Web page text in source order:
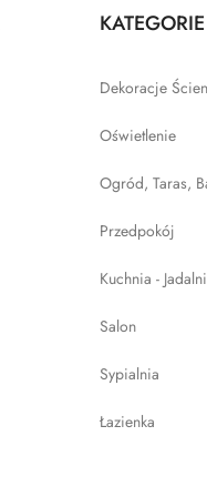
KATEGORIE
Dekoracje
Oświetlenie
Ogród, Taras,
Przedpokój
Kuchnia -
Salon
Sypialnia
Łazienka